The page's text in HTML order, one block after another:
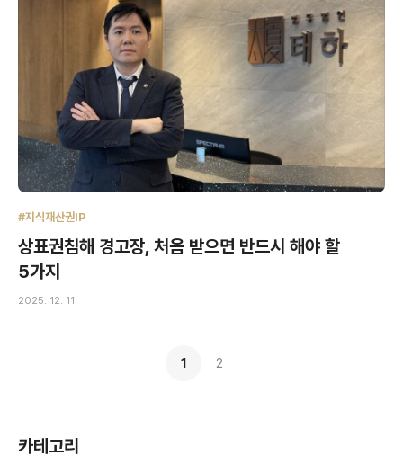
#지식재산권IP
상표권침해 경고장, 처음 받으면 반드시 해야 할
5가지
2025. 12. 11
1 2
카테고리